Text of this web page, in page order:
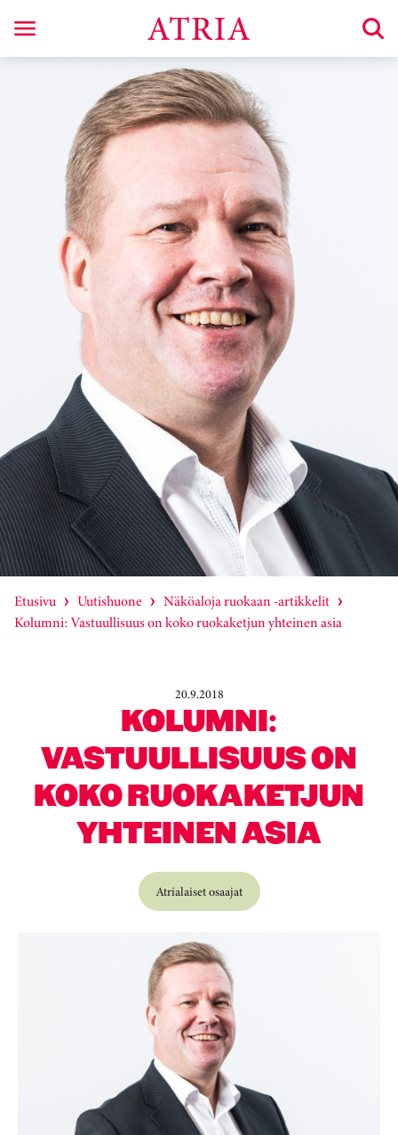
Etusivu Uutishuone
Näköaloja ruokaan -artikkelit
Kolumni: Vastuullisuus on koko ruokaketjun yhteinen asia
20.9.2018
KOLUMNI:
VASTUULLISUUS ON
KOKO RUOKAKETJUN
YHTEINEN ASIA
Atrialaiset osaajat